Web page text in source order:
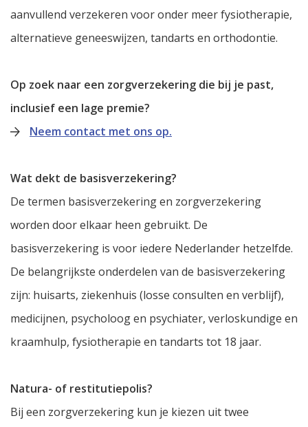
aanvullend verzekeren voor onder meer fysiotherapie,
alternatieve geneeswijzen, tandarts en orthodontie.
Op zoek naar een zorgverzekering die bij je past,
inclusief een lage premie?
Neem contact met ons op.
Wat dekt de basisverzekering?
De termen basisverzekering en zorgverzekering
worden door elkaar heen gebruikt. De
basisverzekering is voor iedere Nederlander hetzelfde.
De belangrijkste onderdelen van de basisverzekering
zijn: huisarts, ziekenhuis (losse consulten en verblijf),
medicijnen, psycholoog en psychiater, verloskundige en
kraamhulp, fysiotherapie en tandarts tot 18 jaar.
Natura- of restitutiepolis?
Bij een zorgverzekering kun je kiezen uit twee